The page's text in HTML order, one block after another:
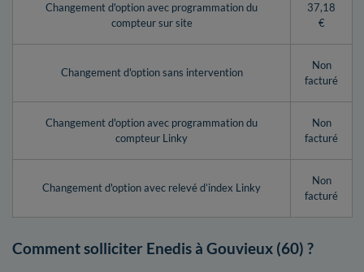
Changement d'option avec programmation du
compteur sur site
37,18
€
Changement d'option sans intervention
Non
facturé
Changement d'option avec programmation du
compteur Linky
Non
facturé
Changement d'option avec relevé d’index Linky
Non
facturé
Comment solliciter Enedis à Gouvieux (60) ?